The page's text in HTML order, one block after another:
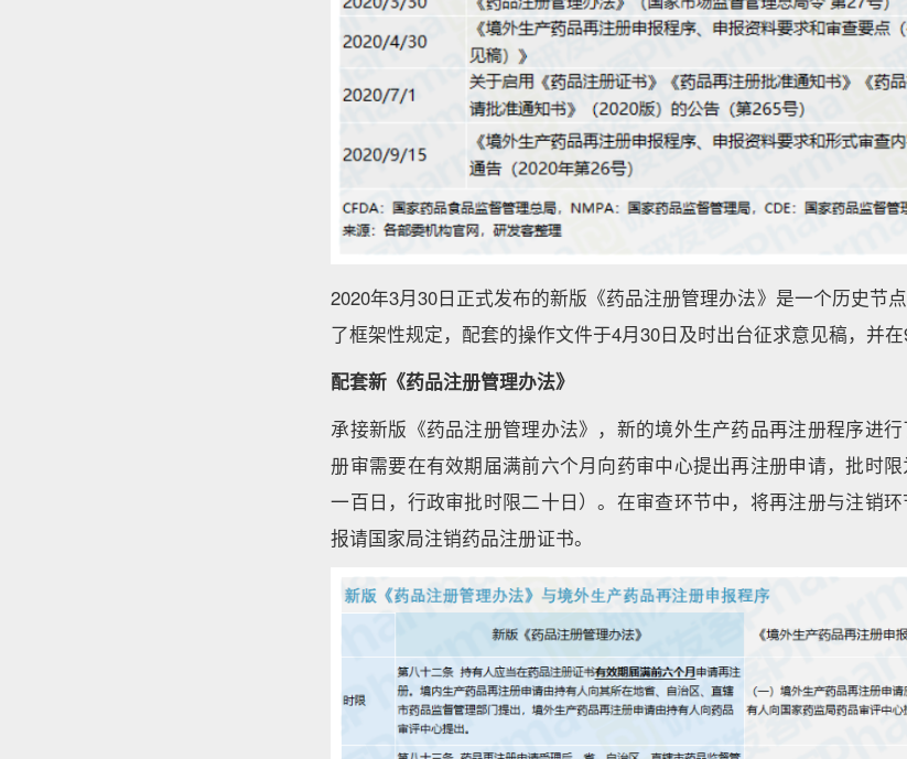
2020年3月30日正式发布的新版《药品注册管理办法》是一个历史节
了框架性规定，配套的操作文件于4月30日及时出台征求意见稿，并在
配套新《药品注册管理办法》
承接新版《药品注册管理办法》，新的境外生产药品再注册程序进
册审需要在有效期届满前六个月向药审中心提出再注册申请，批时
一百日，行政审批时限二十日）。在审查环节中，将再注册与注销
报请国家局注销药品注册证书。